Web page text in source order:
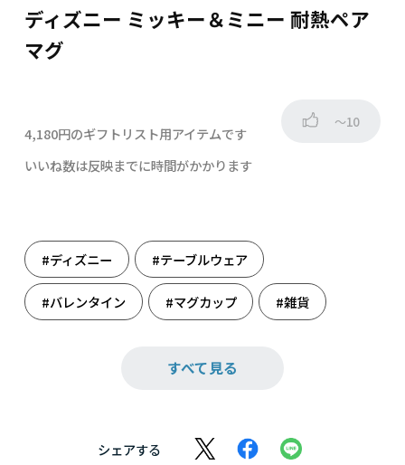
ディズニー ミッキー＆ミニー 耐熱ペア
マグ
4,180円のギフトリスト用アイテムです
～10
いいね数は反映までに時間がかかります
#ディズニー #テーブルウェア
#バレンタイン #マグカップ #雑貨
すべて見る
シェアする